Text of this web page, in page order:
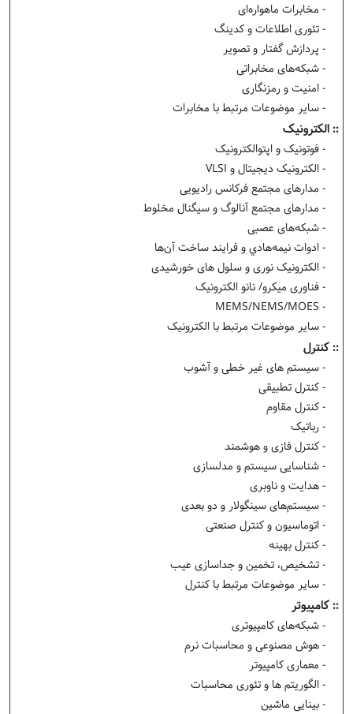
- مخابرات ماهواره‌ای
- تئوری اطلاعات و کدینگ
- پردازش گفتار و تصویر
- شبکه‌های مخابراتی
- امنیت و رمزنگاری
- سایر موضوعات مرتبط با مخابرات
:: الکترونیک
- فوتونیک و اپتوالکترونیک
- الکترونیک دیجیتال و VLSI
- مدارهای مجتمع فرکانس رادیویی
- مدارهای مجتمع آنالوگ و سيگنال مخلوط
- شبکه‌های عصبی
- ادوات نيمه‌هادي و فرايند ساخت آن‌ها
- الکترونیک نوری و سلول های خورشیدی
- فناوری میکرو/ نانو الکترونیک
- MEMS/NEMS/MOES
- سایر موضوعات مرتبط با الکترونیک
:: کنترل
- سیستم های غیر خطی و آشوب
- کنترل تطبیقی
- کنترل مقاوم
- رباتیک
- کنترل فازی و هوشمند
- شناسایی سیستم و مدلسازی
- هدایت و ناوبری
- سیستم‌های سینگولار و دو بعدی
- اتوماسیون و کنترل صنعتی
- كنترل بهينه
- تشخیص، تخمین و جداسازی عیب
- سایر موضوعات مرتبط با کنترل
:: کامپیوتر
- شبکه‌های کامپیوتری
- هوش مصنوعی و محاسبات نرم
- معماری کامپیوتر
- الگوریتم ها و تئوری محاسبات
- بینایی ماشین